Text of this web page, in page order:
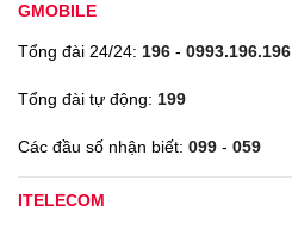
GMOBILE
Tổng đài 24/24: 196 - 0993.196.196
Tổng đài tự động: 199
Các đầu số nhận biết: 099 - 059
ITELECOM